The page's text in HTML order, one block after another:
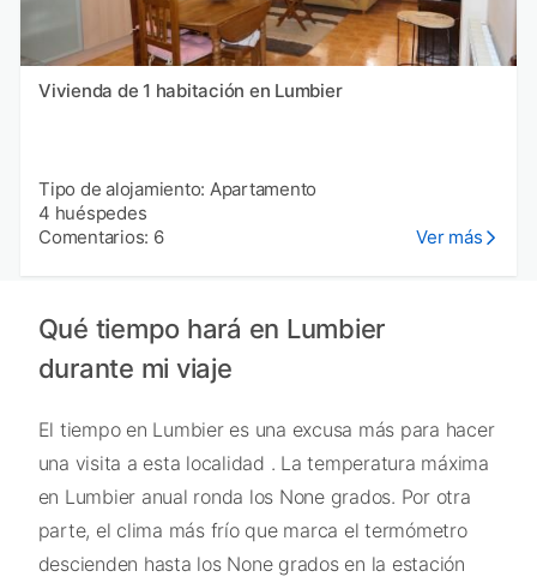
Vivienda de 1 habitación en Lumbier
Tipo de alojamiento: Apartamento
4 huéspedes
Comentarios: 6
Ver más
Qué tiempo hará en Lumbier
durante mi viaje
El tiempo en Lumbier es una excusa más para hacer
una visita a esta localidad . La temperatura máxima
en Lumbier anual ronda los None grados. Por otra
parte, el clima más frío que marca el termómetro
descienden hasta los None grados en la estación